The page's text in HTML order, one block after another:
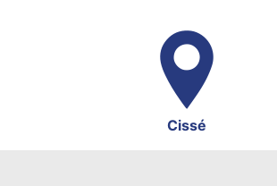
Cissé